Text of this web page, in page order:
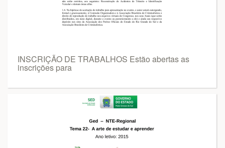
INSCRIÇÃO DE TRABALHOS Estão abertas as
inscrições para